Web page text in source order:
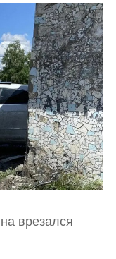
врезался